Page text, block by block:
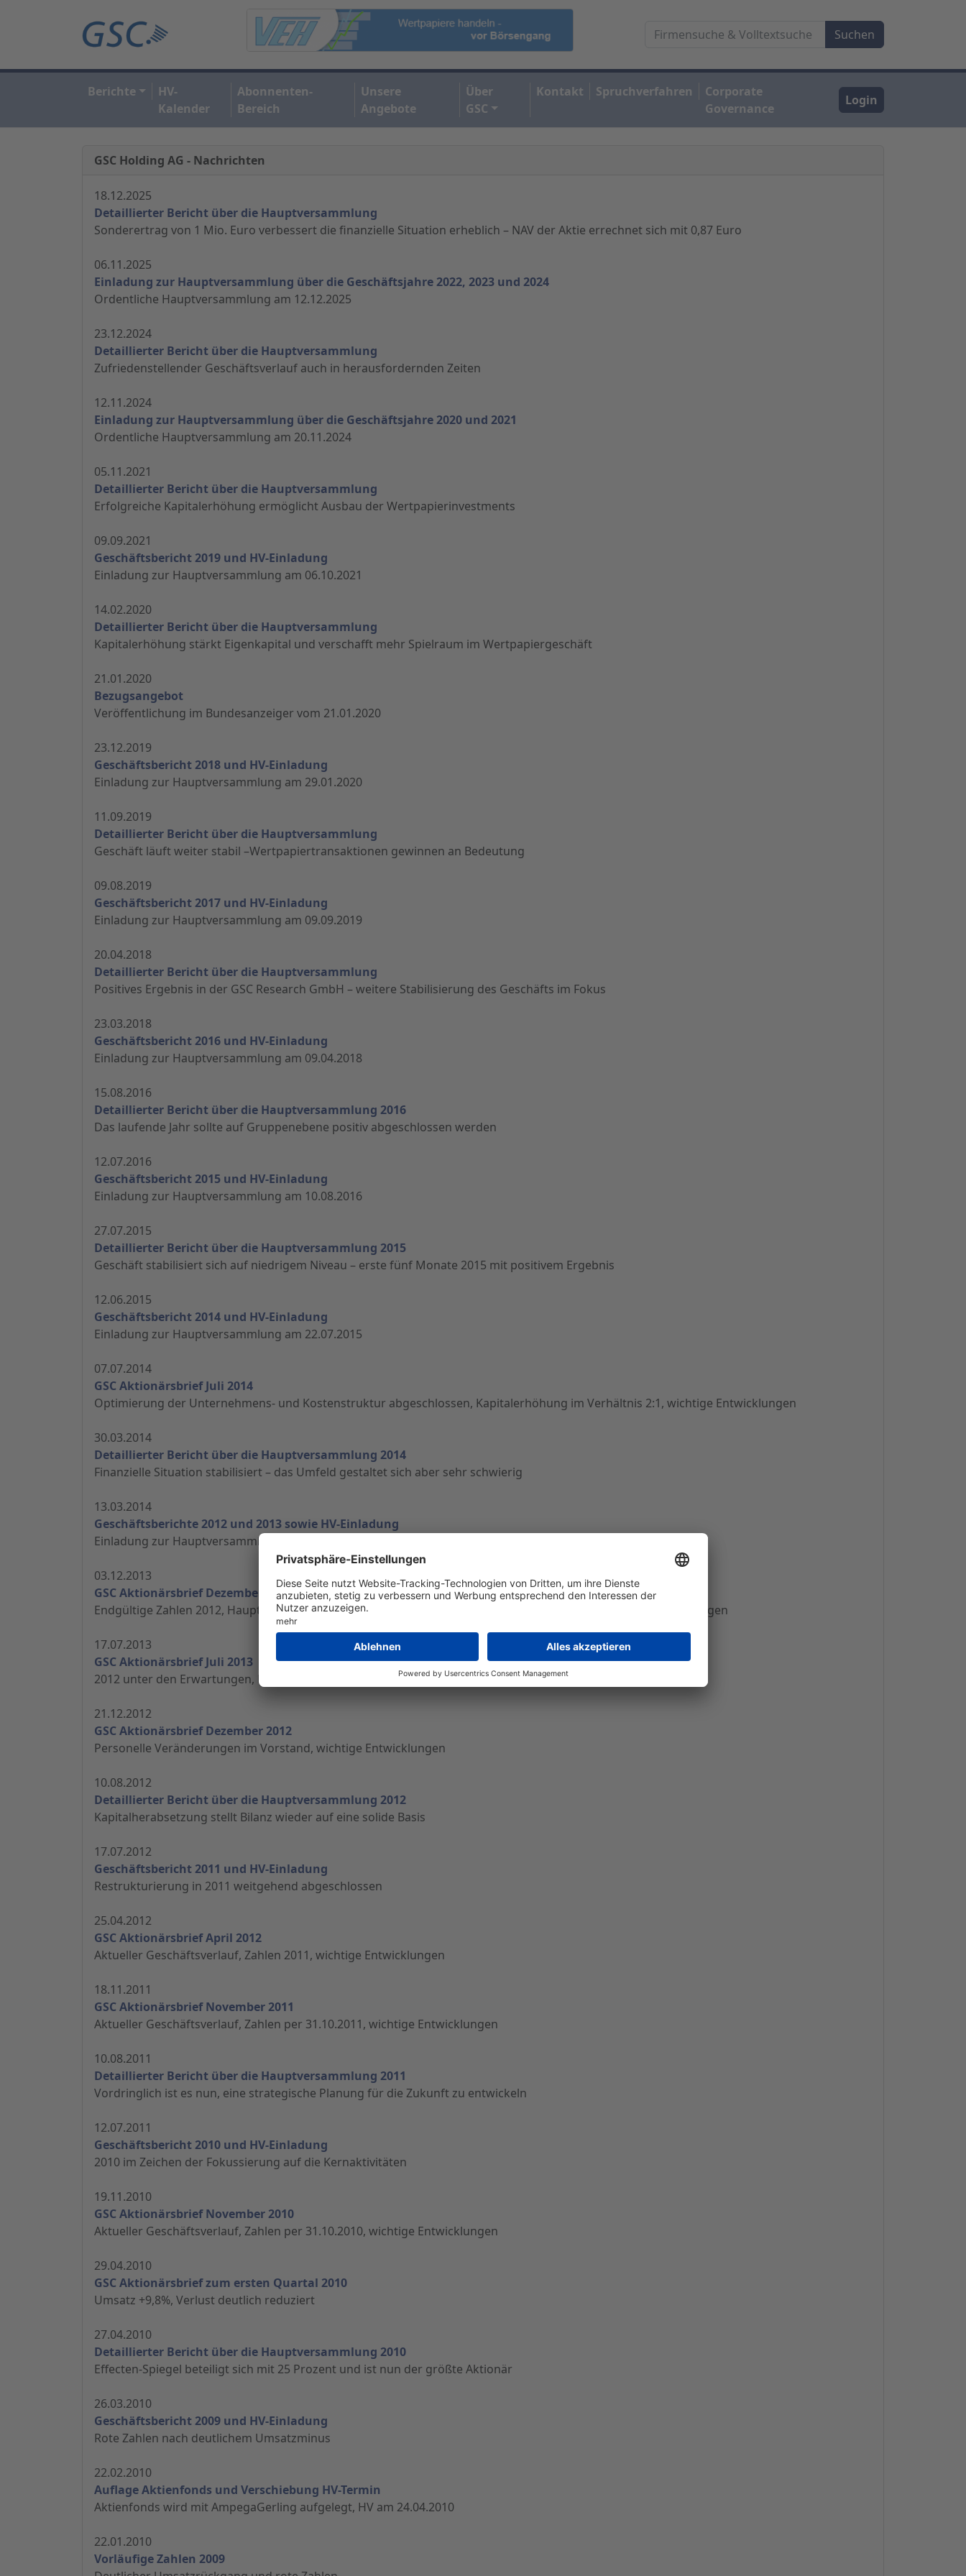
Berichte
HV-
Kalender
Abonnenten-
Bereich
Unsere
Angebote
Über
GSC
Kontakt Spruchverfahren
Corporate
Governance
Login
GSC Holding AG - Nachrichten
18.12.2025
Detaillierter Bericht über die Hauptversammlung
Sonderertrag von 1 Mio. Euro verbessert die finanzielle Situation erheblich – NAV der Aktie errechnet sich mit 0,87 Euro
06.11.2025
Einladung zur Hauptversammlung über die Geschäftsjahre 2022, 2023 und 2024
Ordentliche Hauptversammlung am 12.12.2025
23.12.2024
Detaillierter Bericht über die Hauptversammlung
Zufriedenstellender Geschäftsverlauf auch in herausfordernden Zeiten
12.11.2024
Einladung zur Hauptversammlung über die Geschäftsjahre 2020 und 2021
Ordentliche Hauptversammlung am 20.11.2024
05.11.2021
Detaillierter Bericht über die Hauptversammlung
Erfolgreiche Kapitalerhöhung ermöglicht Ausbau der Wertpapierinvestments
09.09.2021
Geschäftsbericht 2019 und HV-Einladung
Einladung zur Hauptversammlung am 06.10.2021
14.02.2020
Detaillierter Bericht über die Hauptversammlung
Kapitalerhöhung stärkt Eigenkapital und verschafft mehr Spielraum im Wertpapiergeschäft
21.01.2020
Bezugsangebot
Veröffentlichung im Bundesanzeiger vom 21.01.2020
23.12.2019
Geschäftsbericht 2018 und HV-Einladung
Einladung zur Hauptversammlung am 29.01.2020
11.09.2019
Detaillierter Bericht über die Hauptversammlung
Geschäft läuft weiter stabil –Wertpapiertransaktionen gewinnen an Bedeutung
09.08.2019
Geschäftsbericht 2017 und HV-Einladung
Einladung zur Hauptversammlung am 09.09.2019
20.04.2018
Detaillierter Bericht über die Hauptversammlung
Positives Ergebnis in der GSC Research GmbH – weitere Stabilisierung des Geschäfts im Fokus
23.03.2018
Geschäftsbericht 2016 und HV-Einladung
Einladung zur Hauptversammlung am 09.04.2018
15.08.2016
Detaillierter Bericht über die Hauptversammlung 2016
Das laufende Jahr sollte auf Gruppenebene positiv abgeschlossen werden
12.07.2016
Geschäftsbericht 2015 und HV-Einladung
Einladung zur Hauptversammlung am 10.08.2016
27.07.2015
Detaillierter Bericht über die Hauptversammlung 2015
Geschäft stabilisiert sich auf niedrigem Niveau – erste fünf Monate 2015 mit positivem Ergebnis
12.06.2015
Geschäftsbericht 2014 und HV-Einladung
Einladung zur Hauptversammlung am 22.07.2015
07.07.2014
GSC Aktionärsbrief Juli 2014
Optimierung der Unternehmens- und Kostenstruktur abgeschlossen, Kapitalerhöhung im Verhältnis 2:1, wichtige Entwicklungen
30.03.2014
Detaillierter Bericht über die Hauptversammlung 2014
Finanzielle Situation stabilisiert – das Umfeld gestaltet sich aber sehr schwierig
13.03.2014
Geschäftsberichte 2012 und 2013 sowie HV-Einladung
Einladung zur Hauptversammlung am 26.03.2014
03.12.2013
GSC Aktionärsbrief Dezember 2013
Endgültige Zahlen 2012, Hauptversammlungstermin 2012 und 2013, Stand Kapitalerhöhung, wichtige Entwicklungen
17.07.2013
GSC Aktionärsbrief Juli 2013
2012 unter den Erwartungen, Kapitalerhöhung im Verhältnis 1:1, wichtige Entwicklungen
21.12.2012
GSC Aktionärsbrief Dezember 2012
Personelle Veränderungen im Vorstand, wichtige Entwicklungen
10.08.2012
Detaillierter Bericht über die Hauptversammlung 2012
Kapitalherabsetzung stellt Bilanz wieder auf eine solide Basis
17.07.2012
Geschäftsbericht 2011 und HV-Einladung
Restrukturierung in 2011 weitgehend abgeschlossen
25.04.2012
GSC Aktionärsbrief April 2012
Aktueller Geschäftsverlauf, Zahlen 2011, wichtige Entwicklungen
18.11.2011
GSC Aktionärsbrief November 2011
Aktueller Geschäftsverlauf, Zahlen per 31.10.2011, wichtige Entwicklungen
10.08.2011
Detaillierter Bericht über die Hauptversammlung 2011
Vordringlich ist es nun, eine strategische Planung für die Zukunft zu entwickeln
12.07.2011
Geschäftsbericht 2010 und HV-Einladung
2010 im Zeichen der Fokussierung auf die Kernaktivitäten
19.11.2010
GSC Aktionärsbrief November 2010
Aktueller Geschäftsverlauf, Zahlen per 31.10.2010, wichtige Entwicklungen
29.04.2010
GSC Aktionärsbrief zum ersten Quartal 2010
Umsatz +9,8%, Verlust deutlich reduziert
27.04.2010
Detaillierter Bericht über die Hauptversammlung 2010
Effecten-Spiegel beteiligt sich mit 25 Prozent und ist nun der größte Aktionär
26.03.2010
Geschäftsbericht 2009 und HV-Einladung
Rote Zahlen nach deutlichem Umsatzminus
22.02.2010
Auflage Aktienfonds und Verschiebung HV-Termin
Aktienfonds wird mit AmpegaGerling aufgelegt, HV am 24.04.2010
22.01.2010
Vorläufige Zahlen 2009